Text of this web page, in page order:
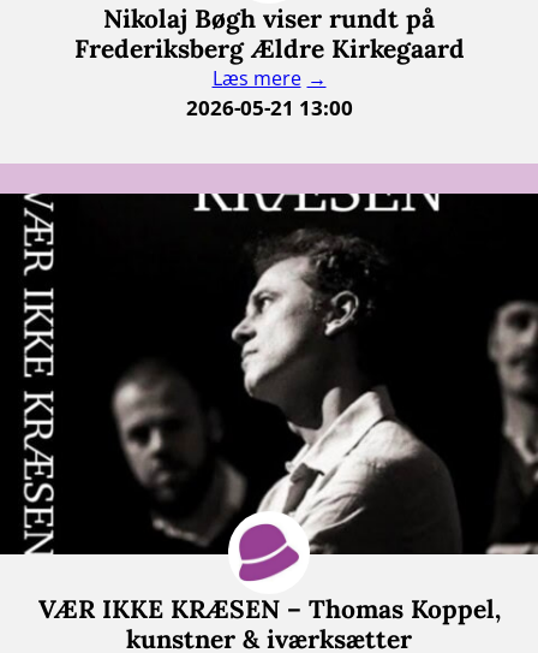
Nikolaj Bøgh viser rundt på
Frederiksberg Ældre Kirkegaard
Læs mere
2026-05-21 13:00
VÆR IKKE KRÆSEN – Thomas Koppel,
kunstner & iværksætter